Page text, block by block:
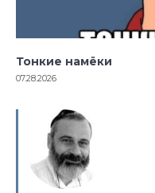
Тонкие намёки
07.28.2026